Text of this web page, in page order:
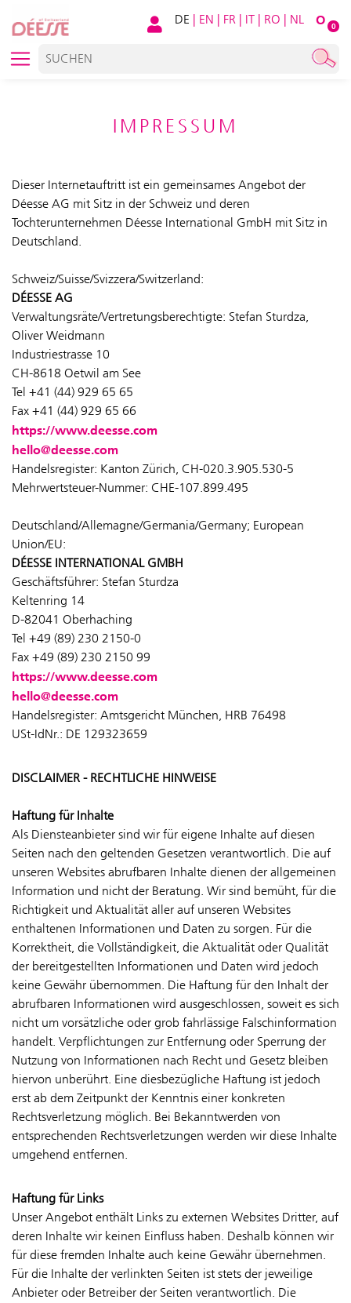
O 0
DE | EN | FR | IT | RO | NL
IMPRESSUM
Dieser Internetauftritt ist ein gemeinsames Angebot der
Déesse AG mit Sitz in der Schweiz und deren
Tochterunternehmen Déesse International GmbH mit Sitz in
Deutschland.
Schweiz/Suisse/Svizzera/Switzerland:
DÉESSE AG
Verwaltungsräte/Vertretungsberechtigte: Stefan Sturdza,
Oliver Weidmann
Industriestrasse 10
CH-8618 Oetwil am See
Tel +41 (44) 929 65 65
Fax +41 (44) 929 65 66
https://www.deesse.com
hello@deesse.com
Handelsregister: Kanton Zürich, CH-020.3.905.530-5
Mehrwertsteuer-Nummer: CHE-107.899.495
Deutschland/Allemagne/Germania/Germany; European
Union/EU:
DÉESSE INTERNATIONAL GMBH
Geschäftsführer: Stefan Sturdza
Keltenring 14
D-82041 Oberhaching
Tel +49 (89) 230 2150-0
Fax +49 (89) 230 2150 99
https://www.deesse.com
hello@deesse.com
Handelsregister: Amtsgericht München, HRB 76498
USt-IdNr.: DE 129323659
DISCLAIMER - RECHTLICHE HINWEISE
Haftung für Inhalte
Als Diensteanbieter sind wir für eigene Inhalte auf diesen
Seiten nach den geltenden Gesetzen verantwortlich. Die auf
unseren Websites abrufbaren Inhalte dienen der allgemeinen
Information und nicht der Beratung. Wir sind bemüht, für die
Richtigkeit und Aktualität aller auf unseren Websites
enthaltenen Informationen und Daten zu sorgen. Für die
Korrektheit, die Vollständigkeit, die Aktualität oder Qualität
der bereitgestellten Informationen und Daten wird jedoch
keine Gewähr übernommen. Die Haftung für den Inhalt der
abrufbaren Informationen wird ausgeschlossen, soweit es sich
nicht um vorsätzliche oder grob fahrlässige Falschinformation
handelt. Verpflichtungen zur Entfernung oder Sperrung der
Nutzung von Informationen nach Recht und Gesetz bleiben
hiervon unberührt. Eine diesbezügliche Haftung ist jedoch
erst ab dem Zeitpunkt der Kenntnis einer konkreten
Rechtsverletzung möglich. Bei Bekanntwerden von
entsprechenden Rechtsverletzungen werden wir diese Inhalte
umgehend entfernen.
Haftung für Links
Unser Angebot enthält Links zu externen Websites Dritter, auf
deren Inhalte wir keinen Einfluss haben. Deshalb können wir
für diese fremden Inhalte auch keine Gewähr übernehmen.
Für die Inhalte der verlinkten Seiten ist stets der jeweilige
Anbieter oder Betreiber der Seiten verantwortlich. Die